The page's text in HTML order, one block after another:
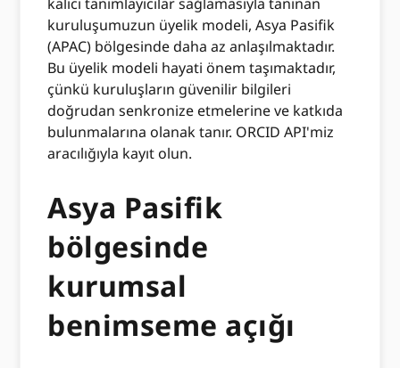
kuruluşumuzun üyelik modeli, Asya Pasifik
(APAC) bölgesinde daha az anlaşılmaktadır.
Bu üyelik modeli hayati önem taşımaktadır,
çünkü kuruluşların güvenilir bilgileri
doğrudan senkronize etmelerine ve katkıda
bulunmalarına olanak tanır. ORCID API'miz
aracılığıyla kayıt olun.
Asya Pasifik
bölgesinde
kurumsal
benimseme açığı